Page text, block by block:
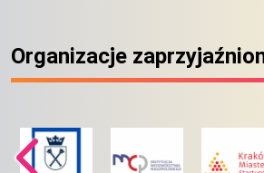
Organizacje